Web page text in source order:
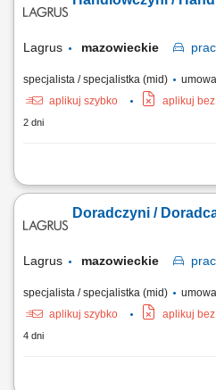
wyłączność europejskie
którym będziesz profesjonalnym,
Lagrus mazowieckie
specjalista / specjalistka (mid)
aplikuj szybko
aplikuj
2 dni
Zakres obowiązków: Opieka nad
prowadzenie szkoleń produktowych.
rozwijanie portfela sprzedaży. Nadzór
Doradczyni /
Lagrus mazowieckie
specjalista / specjalistka (mid)
aplikuj szybko
aplikuj
4 dni